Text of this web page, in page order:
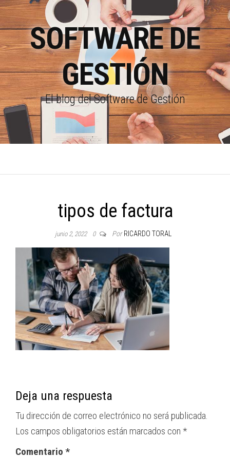
SOFTWARE DE
GESTIÓN
El blog del Software de Gestión
tipos de factura
junio 2, 2022 0 Por RICARDO TORAL
Deja una respuesta
Tu dirección de correo electrónico no será publicada.
Los campos obligatorios están marcados con *
Comentario *